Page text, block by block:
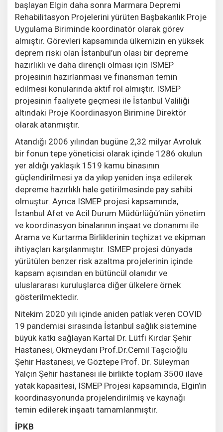
başlayan Elgin daha sonra Marmara Depremi
Rehabilitasyon Projelerini yürüten Başbakanlık Proje
Uygulama Biriminde koordinatör olarak görev
almıştır. Görevleri kapsamında ülkemizin en yüksek
deprem riski olan İstanbul’un olası bir depreme
hazırlıklı ve daha dirençli olması için ISMEP
projesinin hazırlanması ve finansman temin
edilmesi konularında aktif rol almıştır. ISMEP
projesinin faaliyete geçmesi ile İstanbul Valiliği
altındaki Proje Koordinasyon Birimine Direktör
olarak atanmıştır.
Atandığı 2006 yılından bugüne 2,32 milyar Avroluk
bir fonun tepe yöneticisi olarak içinde 1286 okulun
yer aldığı yaklaşık 1519 kamu binasının
güçlendirilmesi ya da yıkıp yeniden inşa edilerek
depreme hazırlıklı hale getirilmesinde pay sahibi
olmuştur. Ayrıca ISMEP projesi kapsamında,
İstanbul Afet ve Acil Durum Müdürlüğü’nün yönetim
ve koordinasyon binalarının inşaat ve donanımı ile
Arama ve Kurtarma Birliklerinin teçhizat ve ekipman
ihtiyaçları karşılanmıştır. ISMEP projesi dünyada
yürütülen benzer risk azaltma projelerinin içinde
kapsam açısından en bütüncül olanıdır ve
uluslararası kuruluşlarca diğer ülkelere örnek
gösterilmektedir.
Nitekim 2020 yılı içinde aniden patlak veren COVID
19 pandemisi sırasında İstanbul sağlık sistemine
büyük katkı sağlayan Kartal Dr. Lütfi Kırdar Şehir
Hastanesi, Okmeydanı Prof.Dr.Cemil Taşcıoğlu
Şehir Hastanesi, ve Göztepe Prof. Dr. Süleyman
Yalçın Şehir hastanesi ile birlikte toplam 3500 ilave
yatak kapasitesi, ISMEP Projesi kapsamında, Elgin’in
koordinasyonunda projelendirilmiş ve kaynağı
temin edilerek inşaatı tamamlanmıştır.
İPKB